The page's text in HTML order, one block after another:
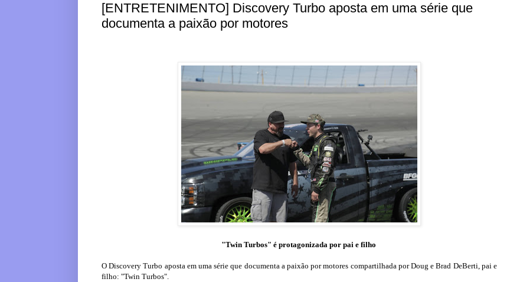
[ENTRETENIMENTO] Discovery Turbo aposta em uma série que
documenta a paixão por motores
"Twin Turbos" é protagonizada por pai e filho
O Discovery Turbo aposta em uma série que documenta a paixão por motores compartilhada por Doug e Brad DeBerti, pai e
filho: "Twin Turbos".